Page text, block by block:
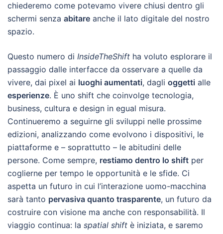
chiederemo come potevamo vivere chiusi dentro gli
schermi senza abitare anche il lato digitale del nostro
spazio.
Questo numero di InsideTheShift ha voluto esplorare il
passaggio dalle interfacce da osservare a quelle da
vivere, dai pixel ai luoghi aumentati, dagli oggetti alle
esperienze. È uno shift che coinvolge tecnologia,
business, cultura e design in egual misura.
Continueremo a seguirne gli sviluppi nelle prossime
edizioni, analizzando come evolvono i dispositivi, le
piattaforme e – soprattutto – le abitudini delle
persone. Come sempre, restiamo dentro lo shift per
coglierne per tempo le opportunità e le sfide. Ci
aspetta un futuro in cui l’interazione uomo-macchina
sarà tanto pervasiva quanto trasparente, un futuro da
costruire con visione ma anche con responsabilità. Il
viaggio continua: la spatial shift è iniziata, e saremo